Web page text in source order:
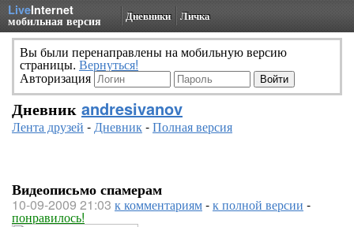
LiveInternet
мобильная версия Дневники Личка
Вы были перенаправлены на мобильную версию
страницы. Вернуться!
Авторизация
Дневник andresivanov
Лента друзей -Дневник-Полная версия
Видеописьмо спамерам
10-09-2009 21:03 к комментариям-к полной версии -
понравилось!